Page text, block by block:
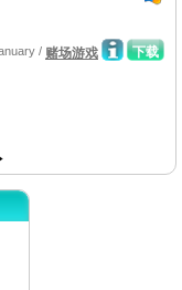
下载
/ 赌场游戏